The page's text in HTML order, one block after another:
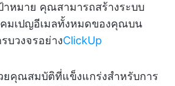
หมาย คุณสามารถสร้างระบบ
คมเปญอีเมลทั้งหมดของคุณบน
บวงจรอย่างClickUp
ยคุณสมบัติที่แข็งแกร่งสำหรับการ